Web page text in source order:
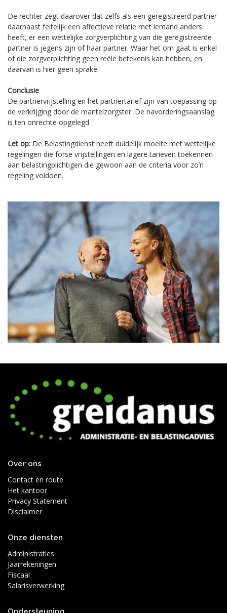
De rechter zegt daarover dat zelfs als een geregistreerd partner
daarnaast feitelijk een affectieve relatie met iemand anders
heeft, er een wettelijke zorgverplichting van die geregistreerde
partner is jegens zijn of haar partner. Waar het om gaat is enkel
of die zorgverplichting geen reële betekenis kan hebben, en
daarvan is hier geen sprake.
Conclusie
De partnervrijstelling en het partnertarief zijn van toepassing op
de verkrijging door de mantelzorgster. De navorderingsaanslag
is ten onrechte opgelegd.
Let op: De Belastingdienst heeft duidelijk moeite met wettelijke
regelingen die forse vrijstellingen en lagere tarieven toekennen
aan belastingplichtigen die gewoon aan de criteria voor zo’n
regeling voldoen.
Over ons
Contact en route
Het kantoor
Privacy Statement
Disclaimer
Onze diensten
Administraties
Jaarrekeningen
Fiscaal
Salarisverwerking